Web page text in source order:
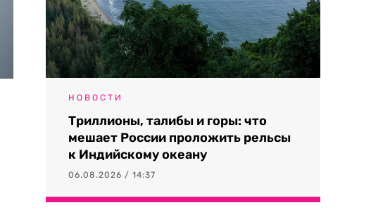
НОВОСТИ
Триллионы, талибы и горы: что
мешает России проложить рельсы
к Индийскому океану
06.08.2026 / 14:37